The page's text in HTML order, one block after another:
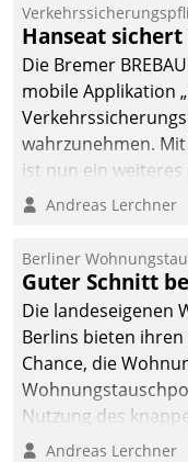
Hanseat
Die Bremer
mobile Applikation
wahrzunehmen.
ist nun ein
Einsatz.
Andreas Lerchner
Berliner
Guter Schnitt
Die landeseigenen
Berlins bieten
Chance, die
Nutzung des
Anwendungsfall für
Andreas Lerchner